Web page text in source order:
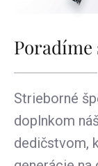
Poradíme
Strieborné
doplnkom
dedičstvom,